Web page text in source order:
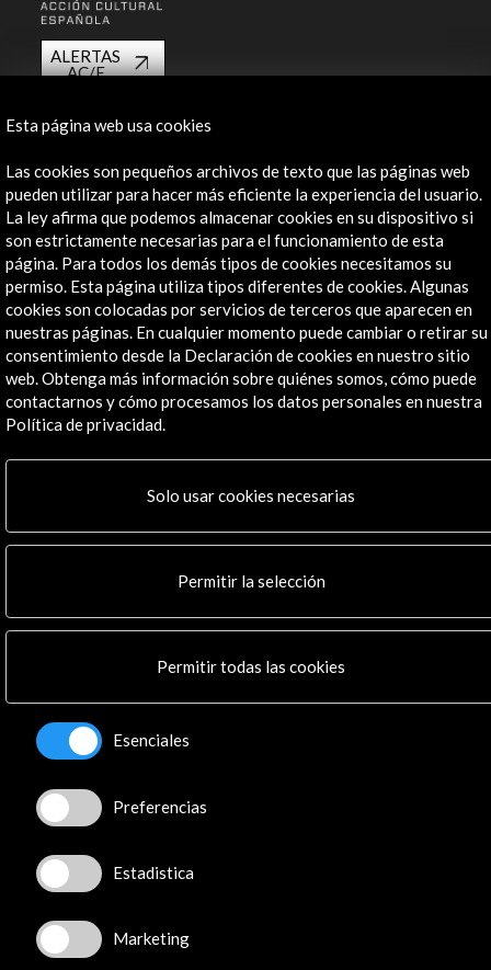
ALERTAS
AC/E
Contacta
info@accioncultural.es
+34 91 700 4000
José Abascal, 4 - 4º
28003 Madrid, España
Canales de contacto
Explora
Institucional
Actividades
Programa PICE
Multimedia
Boletín digital
Conecta
X
(Twitter)
LinkedIn
Facebook
Youtube
Spotify
Flickr
TikTok
Esta página web usa cookies
Las cookies son pequeños archivos de texto que las páginas web
pueden utilizar para hacer más eficiente la experiencia del usuario.
La ley afirma que podemos almacenar cookies en su dispositivo si
son estrictamente necesarias para el funcionamiento de esta
página. Para todos los demás tipos de cookies necesitamos su
permiso. Esta página utiliza tipos diferentes de cookies. Algunas
cookies son colocadas por servicios de terceros que aparecen en
nuestras páginas. En cualquier momento puede cambiar o retirar su
consentimiento desde la Declaración de cookies en nuestro sitio
web. Obtenga más información sobre quiénes somos, cómo puede
contactarnos y cómo procesamos los datos personales en nuestra
Política de privacidad.
Solo usar cookies necesarias
Permitir la selección
Permitir todas las cookies
Esenciales
Preferencias
Estadistica
Marketing